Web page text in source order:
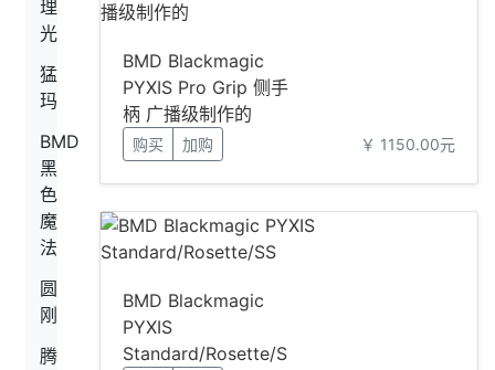
理
光
猛
玛
BMD
黑
色
魔
法
圆
刚
腾
BMD Blackmagic
PYXIS Pro Grip 侧手
柄 广播级制作的
购买 加购 ￥ 1150.00元
BMD Blackmagic
PYXIS
Standard/Rosette/S